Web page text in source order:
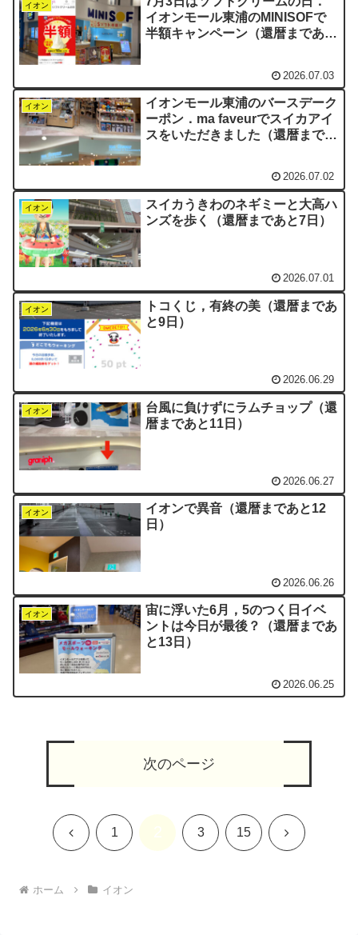
イオン
イオンモール東浦のMINISOFで
半額キャンペーン（還暦まであと
2026.07.03
イオン
イオンモール東浦のバースデーク
ーポン．ma faveurでスイカアイ
スをいただきました（還暦まであ
2026.07.02
イオン
スイカうきわのネギミーと大高ハ
ンズを歩く（還暦まであと7日）
2026.07.01
イオン
トコくじ，有終の美（還暦まであ
と9日）
2026.06.29
イオン
台風に負けずにラムチョップ（還
暦まであと11日）
2026.06.27
イオン
イオンで異音（還暦まであと12
日）
2026.06.26
イオン
宙に浮いた6月，5のつく日イベ
ントは今日が最後？（還暦まであ
と13日）
2026.06.25
次のページ
前 1 3 15 次
ホーム イオン